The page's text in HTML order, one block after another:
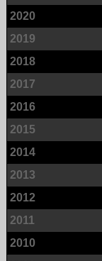
2020
2019
2018
2017
2016
2015
2014
2013
2012
2011
2010